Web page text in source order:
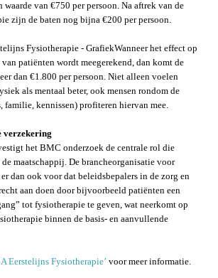
waarde van €750 per persoon. Na aftrek van de
zijn de baten nog bijna €200 per persoon.
Wanneer het effect op
patiënten wordt meegerekend, dan komt de
dan €1.800 per persoon. Niet alleen voelen
als mentaal beter, ook mensen rondom de
familie, kennissen) profiteren hiervan mee.
verzekering
het BMC onderzoek de centrale rol die
maatschappij. De brancheorganisatie voor
dan ook voor dat beleidsbepalers in de zorg en
aan doen door bijvoorbeeld patiënten een
tot fysiotherapie te geven, wat neerkomt op
binnen de basis- en aanvullende
Eerstelijns Fysiotherapie’ voor meer informatie.